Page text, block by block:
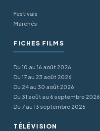
Festivals
Marchés
FICHES FILMS
Du 10 au 16 août 2026
Du 17 au 23 août 2026
Du 24 au 30 août 2026
Du 31 août au 6 septembre 2026
Du 7 au 13 septembre 2026
TÉLÉVISION